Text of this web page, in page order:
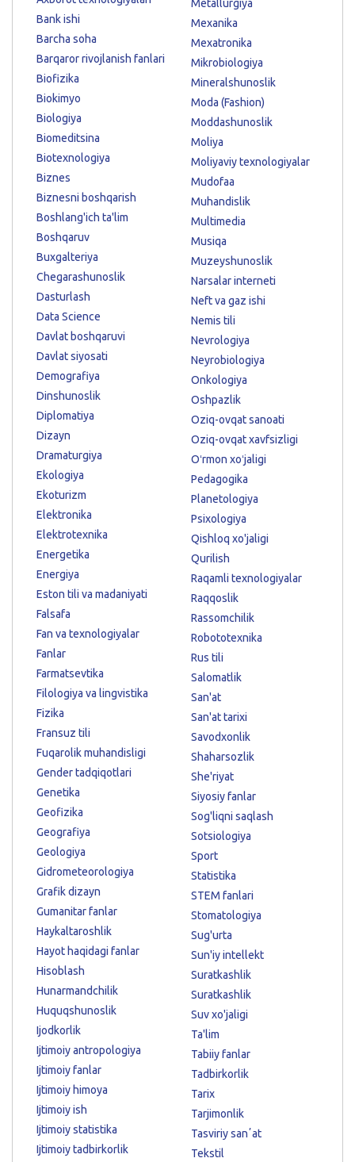
Bank ishi
Barcha soha
Barqaror rivojlanish fanlari
Biofizika
Biokimyo
Biologiya
Biomeditsina
Biotexnologiya
Biznes
Biznesni boshqarish
Boshlang'ich ta'lim
Boshqaruv
Buxgalteriya
Chegarashunoslik
Dasturlash
Data Science
Davlat boshqaruvi
Davlat siyosati
Demografiya
Dinshunoslik
Diplomatiya
Dizayn
Dramaturgiya
Ekologiya
Ekoturizm
Elektronika
Elektrotexnika
Energetika
Energiya
Eston tili va madaniyati
Falsafa
Fan va texnologiyalar
Fanlar
Farmatsevtika
Filologiya va lingvistika
Fizika
Fransuz tili
Fuqarolik muhandisligi
Gender tadqiqotlari
Genetika
Geofizika
Geografiya
Geologiya
Gidrometeorologiya
Grafik dizayn
Gumanitar fanlar
Haykaltaroshlik
Hayot haqidagi fanlar
Hisoblash
Hunarmandchilik
Huquqshunoslik
Ijodkorlik
Ijtimoiy antropologiya
Ijtimoiy fanlar
Ijtimoiy himoya
Ijtimoiy ish
Ijtimoiy statistika
Ijtimoiy tadbirkorlik
Metallurgiya
Mexanika
Mexatronika
Mikrobiologiya
Mineralshunoslik
Moda (Fashion)
Moddashunoslik
Moliya
Moliyaviy texnologiyalar
Mudofaa
Muhandislik
Multimedia
Musiqa
Muzeyshunoslik
Narsalar interneti
Neft va gaz ishi
Nemis tili
Nevrologiya
Neyrobiologiya
Onkologiya
Oshpazlik
Oziq-ovqat sanoati
Oziq-ovqat xavfsizligi
Oʻrmon xoʻjaligi
Pedagogika
Planetologiya
Psixologiya
Qishloq xo'jaligi
Qurilish
Raqamli texnologiyalar
Raqqoslik
Rassomchilik
Robototexnika
Rus tili
Salomatlik
San'at
San'at tarixi
Savodxonlik
Shaharsozlik
She'riyat
Siyosiy fanlar
Sog'liqni saqlash
Sotsiologiya
Sport
Statistika
STEM fanlari
Stomatologiya
Sug'urta
Sun'iy intellekt
Suratkashlik
Suratkashlik
Suv xo'jaligi
Ta'lim
Tabiiy fanlar
Tadbirkorlik
Tarix
Tarjimonlik
Tasviriy sanʼat
Tekstil